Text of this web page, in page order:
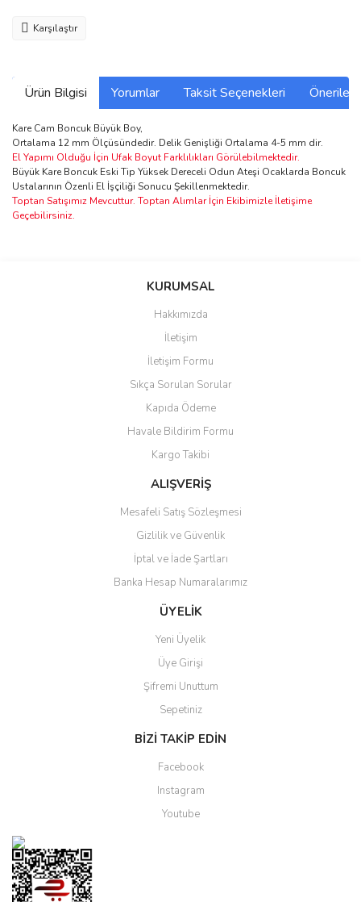
Karşılaştır
Ürün Bilgisi Yorumlar Taksit Seçenekleri
Kare Cam Boncuk Büyük Boy,
Ortalama 12 mm Ölçüsündedir. Delik Genişliği Ortalama 4-5 mm dir.
El Yapımı Olduğu İçin Ufak Boyut Farklılıkları Görülebilmektedir.
Büyük Kare Boncuk Eski Tip Yüksek Dereceli Odun Ateşi Ocaklarda Boncuk
Ustalarının Özenli El İşçiliği Sonucu Şekillenmektedir.
Toptan Satışımız Mevcuttur. Toptan Alımlar İçin Ekibimizle İletişime
Geçebilirsiniz.
Bu ürüne ilk yorumu siz yapın!
Yorum Yaz
Ürün resmi kalitesiz, bozuk veya görüntülenemiyor.
Ürün açıklamasında eksik bilgiler bulunuyor.
Ürün bilgilerinde hatalar bulunuyor.
Ürün fiyatı diğer sitelerden daha pahalı.
Bu ürüne benzer farklı alternatifler olmalı.
Gönder
KURUMSAL
Hakkımızda
İletişim
İletişim Formu
Sıkça Sorulan Sorular
Kapıda Ödeme
Havale Bildirim Formu
Kargo Takibi
ALIŞVERİŞ
Mesafeli Satış Sözleşmesi
Gizlilik ve Güvenlik
İptal ve İade Şartları
Banka Hesap Numaralarımız
ÜYELİK
Yeni Üyelik
Üye Girişi
Şifremi Unuttum
Sepetiniz
BİZİ TAKİP EDİN
Facebook
Instagram
Youtube